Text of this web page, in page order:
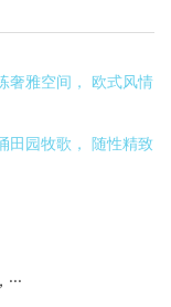
奢雅空间， 欧式风情
田园牧歌， 随性精致